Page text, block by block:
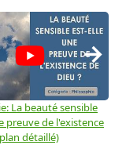
La beauté sensible
preuve de l'existence
détaillé)
→